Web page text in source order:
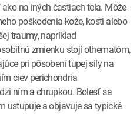
na iných častiach tela. Môže
poškodenia kože, kosti alebo
traumy, napríklad
zmienku stojí othematóm,
pri pôsobení tupej sily na
ciev perichondria
ním a chrupkou. Bolesť sa
ustupuje a objavuje sa typické